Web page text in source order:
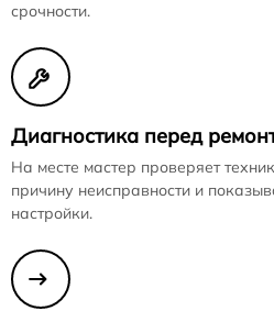
срочности.
Диагностика перед
На месте мастер проверяет
причину неисправности и
настройки.